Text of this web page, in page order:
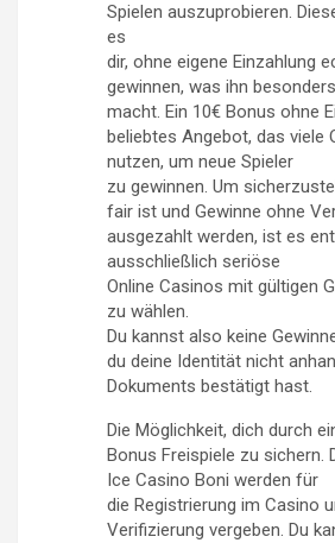
Spielen auszuprobieren.
es
dir, ohne eigene Einzahlung
gewinnen, was ihn
macht. Ein 10€ Bonus ohne
beliebtes Angebot, das viele
nutzen, um neue Spieler
zu gewinnen. Um
fair ist und Gewinne ohne
ausgezahlt werden, ist es
ausschließlich seriöse
Online Casinos mit gültigen
zu wählen.
Du kannst also keine
du deine Identität nicht
Dokuments bestätigt hast.
Die Möglichkeit, dich durch
Bonus Freispiele zu sichern.
Ice Casino Boni werden für
die Registrierung im Casino
Verifizierung vergeben. Du